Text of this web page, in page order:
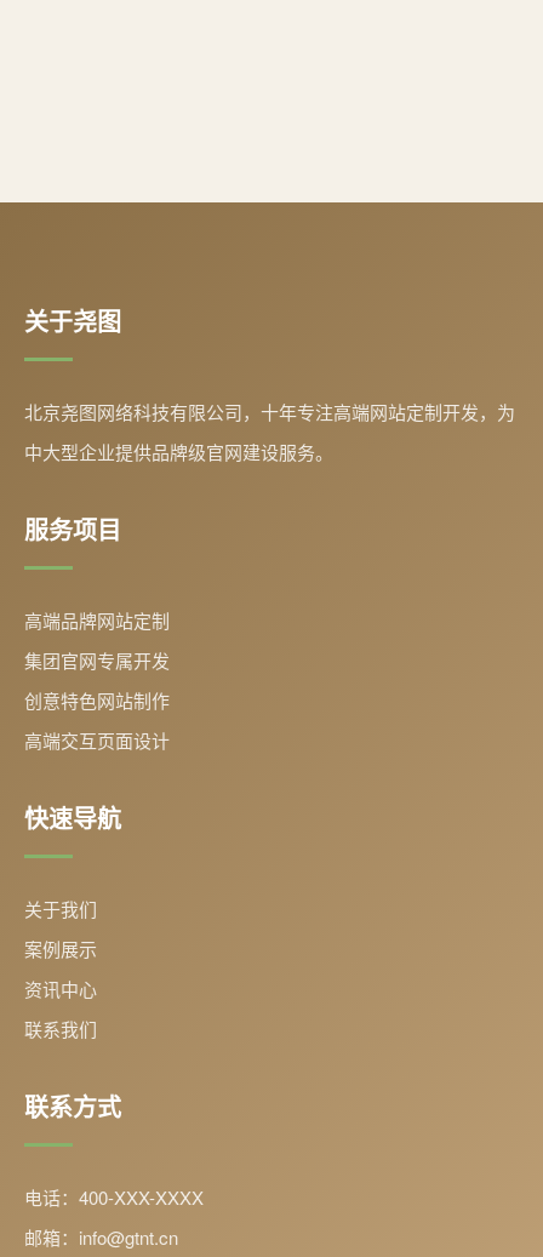
关于尧图
北京尧图网络科技有限公司，十年专注高端网站定制开发，为
中大型企业提供品牌级官网建设服务。
服务项目
高端品牌网站定制
集团官网专属开发
创意特色网站制作
高端交互页面设计
快速导航
关于我们
案例展示
资讯中心
联系我们
联系方式
电话：400-XXX-XXXX
邮箱：info@gtnt.cn